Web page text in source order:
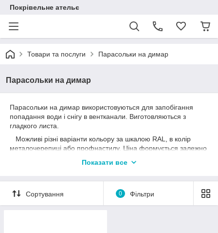
Покрівельне ательє
Товари та послуги Парасольки на димар
Парасольки на димар
Парасольки на димар використовуються для запобігання
попадання води і снігу в вентканали. Виготовляються з
гладкого листа.
Можливі різні варіанти кольору за шкалою RAL, в колір
металочерепиці або профнастилу. Ціна формується залежно
розмірів (ширини і довжини). Виготовляються під замовлення
Показати все
Сортування 0 Фільтри